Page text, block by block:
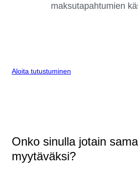
maksutapahtumien
Aloita tutustuminen
Onko sinulla jotain
myytäväksi?